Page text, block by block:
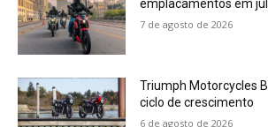
emplacamentos em
7 de agosto de 2026
Triumph Motorcycles
ciclo de crescimento
6 de agosto de 2026